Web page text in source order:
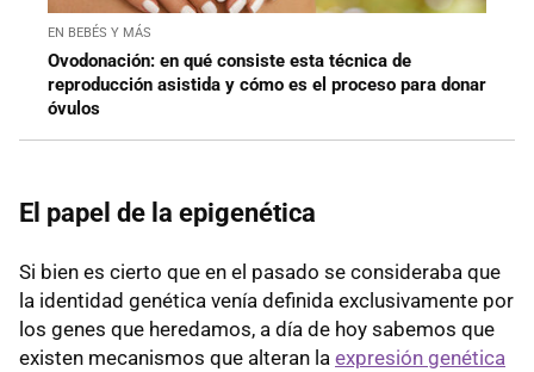
EN BEBÉS Y MÁS
Ovodonación: en qué consiste esta técnica de
reproducción asistida y cómo es el proceso para donar
óvulos
El papel de la epigenética
Si bien es cierto que en el pasado se consideraba que
la identidad genética venía definida exclusivamente por
los genes que heredamos, a día de hoy sabemos que
existen mecanismos que alteran la expresión genética